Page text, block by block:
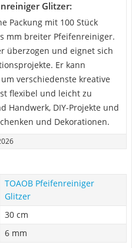
Glitzer:
Packung mit 100 Stück
mm breiter Pfeifenreiniger.
überzogen und eignet sich
Er kann
verschiedenste kreative
flexibel und leicht zu
Handwerk, DIY-Projekte und
und Dekorationen.
TOAOB Pfeifenreiniger
Glitzer
30 cm
6 mm